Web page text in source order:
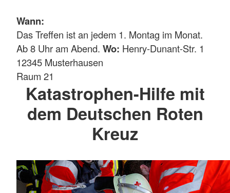
Wann:
Das Treffen ist an jedem 1. Montag im Monat.
Ab 8 Uhr am Abend. Wo: Henry-Dunant-Str. 1
12345 Musterhausen
Raum 21
Katastrophen-Hilfe mit
dem Deutschen Roten
Kreuz